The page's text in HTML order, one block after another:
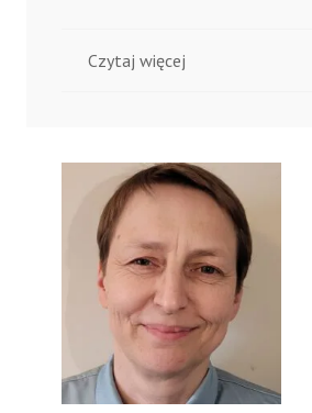
Czytaj więcej